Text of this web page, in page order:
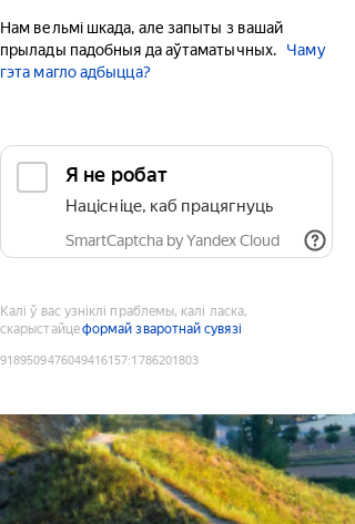
Нам вельмі шкада, але запыты з вашай
прылады падобныя да аўтаматычных.
Чаму
гэта магло адбыцца?
Я не робат
Націсніце, каб працягнуць
SmartCaptcha by Yandex Cloud
Калі ў вас узніклі праблемы, калі ласка,
скарыстайцеформай зваротнай сувязі
9189509476049416157:1786201803